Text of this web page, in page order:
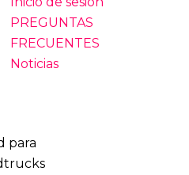
PREGUNTAS
FRECUENTES
Noticias
para